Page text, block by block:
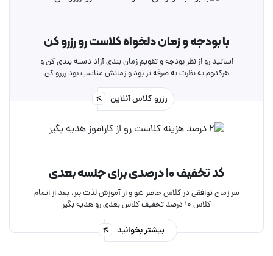
با بودجه و زمان دلخواه کلاست رو رزرو کن
اساتید رو از نظر بودجه و تقویم زمان بندی آزاد دسته بندی کن و
هرکدوم به نظرت به صرفه تر بود و زمانش مناسب بود رزرو کن
رزرو کلاس آنلاین
کد تخفیف ۱۰ درصدی برای جلسه بعدی
سر زمان توافقی در کلاس حاضر شو و از آموزش لذت ببر، بعد از اتمام
کلاس ۱۰ درصد تخفیف کلاس بعدی رو هدیه بگیر
بیشتر بخوانید